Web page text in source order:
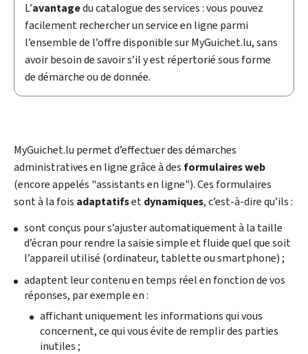
L’avantagedu catalogue des services : vous pouvez
facilement rechercher un service en ligne parmi
l’ensemble de l’offre disponible surMyGuichet.lu, sans
avoir besoin de savoir s’il y est répertorié sous forme
de démarche ou de donnée.
MyGuichet.lu permet d’effectuer des démarches
administratives en ligne grâce à des formulaires web
(encore appelés "assistants en ligne"). Ces formulaires
sont à la fois adaptatifsetdynamiques, c’est-à-dire qu’ils :
sont conçus pour s’ajuster automatiquement à la taille
d’écran pour rendre la saisie simple et fluide quel que soit
l’appareil utilisé (ordinateur, tablette ou smartphone) ;
adaptent leur contenu en temps réel en fonction de vos
réponses, par exemple en :
affichant uniquement les informations qui vous
concernent, ce qui vous évite de remplir des parties
inutiles ;